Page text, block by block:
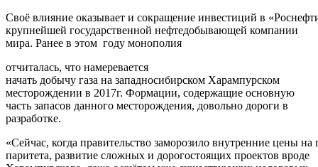
Своё влияние оказывает и сокращение инвестиций в
крупнейшей государственной нефтедобывающей компании
мира. Ранее в этом году монополия
отчиталась, что намеревается
начать добычу газа на западносибирском Харампурском
месторождении в 2017г. Формации, содержащие основную
часть запасов данного месторождения, довольно дороги в
разработке.
«Сейчас, когда правительство заморозило внутренние цены
паритета, развитие сложных и дорогостоящих проектов вроде